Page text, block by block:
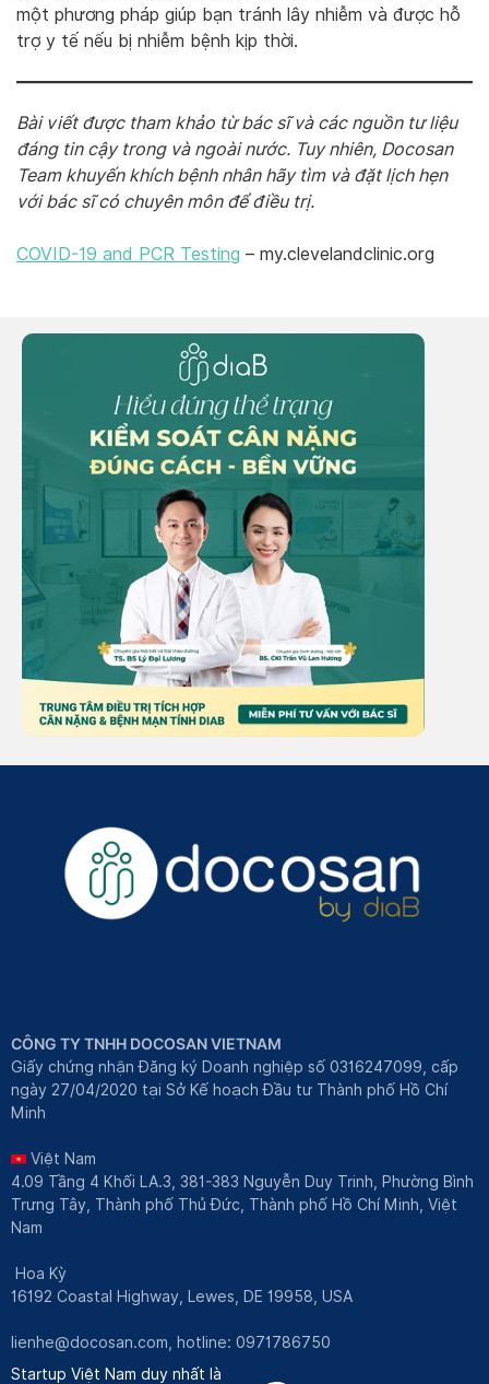
một phương pháp giúp bạn tránh lây nhiễm và được hỗ
trợ y tế nếu bị nhiễm bệnh kịp thời.
Bài viết được tham khảo từ bác sĩ và các nguồn tư liệu
đáng tin cậy trong và ngoài nước. Tuy nhiên, Docosan
Team khuyến khích bệnh nhân hãy tìm và đặt lịch hẹn
với bác sĩ có chuyên môn để điều trị.
COVID-19 and PCR Testing – my.clevelandclinic.org
CÔNG TY TNHH DOCOSAN VIETNAM
Giấy chứng nhận Đăng ký Doanh nghiệp số 0316247099, cấp
ngày 27/04/2020 tại Sở Kế hoạch Đầu tư Thành phố Hồ Chí
Minh
Việt Nam
4.09 Tầng 4 Khối LA.3, 381-383 Nguyễn Duy Trinh, Phường Bình
Trưng Tây, Thành phố Thủ Đức, Thành phố Hồ Chí Minh, Việt
Nam
Hoa Kỳ
16192 Coastal Highway, Lewes, DE 19958, USA
lienhe@docosan.com, hotline: 0971786750
Startup Việt Nam duy nhất là